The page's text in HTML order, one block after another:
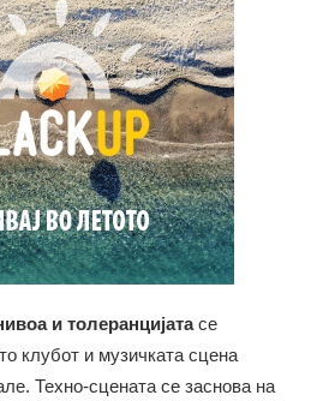
и толеранцијатасе
клубот и музичката сцена
Техно-сцената се заснова на